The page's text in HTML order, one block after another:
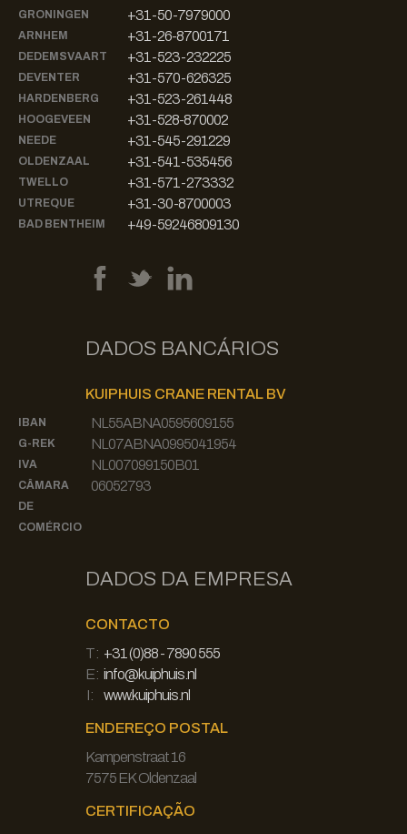
GRONINGEN +31-50-7979000
ARNHEM +31-26-8700171
DEDEMSVAART +31-523-232225
DEVENTER +31-570-626325
HARDENBERG +31-523-261448
HOOGEVEEN +31-528-870002
NEEDE +31-545-291229
OLDENZAAL +31-541-535456
TWELLO +31-571-273332
UTREQUE +31-30-8700003
BAD BENTHEIM +49-59246809130
DADOS BANCÁRIOS
KUIPHUIS CRANE RENTAL BV
IBAN NL55ABNA0595609155
G-REK NL07ABNA0995041954
IVA NL007099150B01
CÂMARA
DE
COMÉRCIO
06052793
DADOS DA EMPRESA
CONTACTO
T: +31 (0)88 - 7890 555
E: info@kuiphuis.nl
I:
www.kuiphuis.nl
ENDEREÇO POSTAL
Kampenstraat 16
7575 EK Oldenzaal
CERTIFICAÇÃO